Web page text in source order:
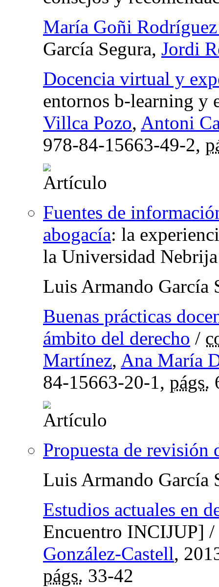
María Goñi
García Segura, Jordi
Docencia virtual y
entornos b-learning y
Villca Pozo, Antoni
978-84-15663-49-2,
Fuentes de
abogacía: la
la Universidad Nebrija
Luis Armando García
Buenas prácticas
ámbito del derecho /
Martínez, Ana María
84-15663-20-1, págs.
Propuesta de
Luis Armando García
Estudios actuales en
Encuentro INCIJUP] /
González-Castell,
págs. 33-42